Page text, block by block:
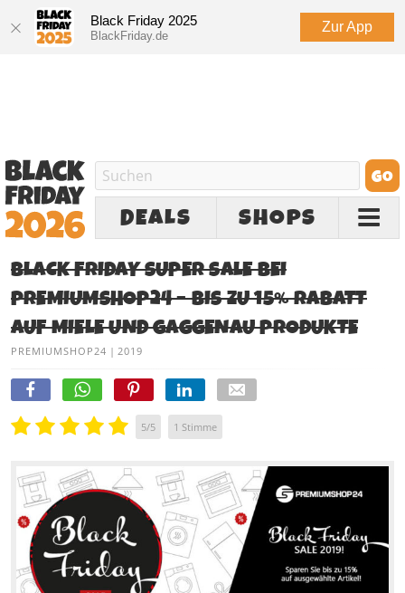
Black Friday 2025
BlackFriday.de
Zur App
DEALS SHOPS
BLACK FRIDAY SUPER SALE BEI
PREMIUMSHOP24 – BIS ZU 15% RABATT
AUF MIELE UND GAGGENAU PRODUKTE
PREMIUMSHOP24 | 2019
5/5 1 Stimme